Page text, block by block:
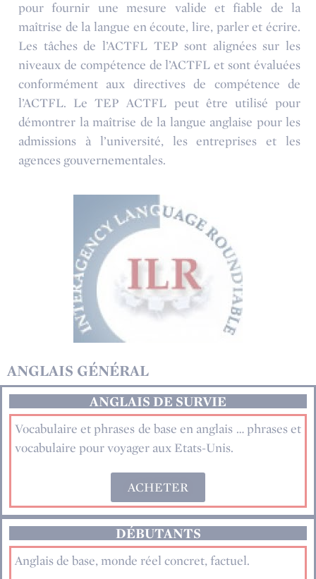
pour fournir une mesure valide et fiable de la
maîtrise de la langue en écoute, lire, parler et écrire.
Les tâches de l’ACTFL TEP sont alignées sur les
niveaux de compétence de l’ACTFL et sont évaluées
conformément aux directives de compétence de
l’ACTFL. Le TEP ACTFL peut être utilisé pour
démontrer la maîtrise de la langue anglaise pour les
admissions à l’université, les entreprises et les
agences gouvernementales.
ANGLAIS GÉNÉRAL
ANGLAIS DE SURVIE
Vocabulaire et phrases de base en anglais … phrases et
vocabulaire pour voyager aux Etats-Unis.
ACHETER
DÉBUTANTS
Anglais de base, monde réel concret, factuel.